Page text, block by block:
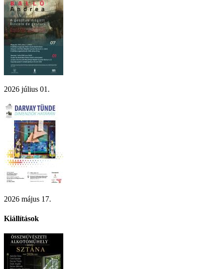
2026 július 01.
2026 május 17.
Kiállítások